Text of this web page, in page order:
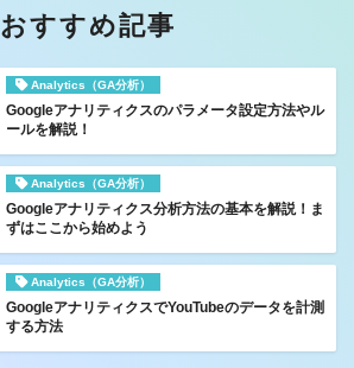
おすすめ記事
Analytics（GA分析）
Googleアナリティクスのパラメータ設定方法やル
ールを解説！
Analytics（GA分析）
Googleアナリティクス分析方法の基本を解説！ま
ずはここから始めよう
Analytics（GA分析）
GoogleアナリティクスでYouTubeのデータを計測
する方法